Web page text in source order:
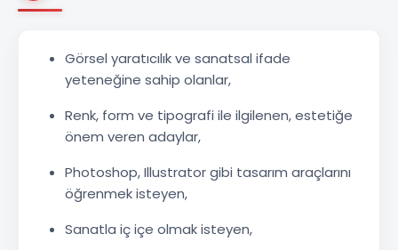
Görsel yaratıcılık ve sanatsal ifade
yeteneğine sahip olanlar,
Renk, form ve tipografi ile ilgilenen, estetiğe
önem veren adaylar,
Photoshop, Illustrator gibi tasarım araçlarını
öğrenmek isteyen,
Sanatla iç içe olmak isteyen,